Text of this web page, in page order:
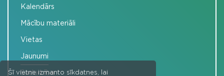
Šī vietne izmanto sīkdatnes, lai
Kalendārs
Mācību materiāli
Vietas
Jaunumi
Sadarbība